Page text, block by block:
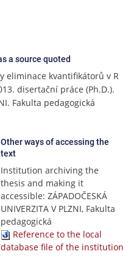
a source quoted
eliminace kvantifikátorů v R
disertační práce (Ph.D.).
Fakulta pedagogická
Other ways of accessing the
text
Institution archiving the
thesis and making it
accessible: ZÁPADOČESKÁ
UNIVERZITA V PLZNI, Fakulta
pedagogická
Reference to the local
database file of the institution